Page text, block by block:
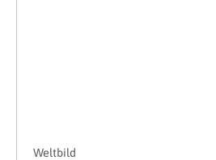
Weltbild